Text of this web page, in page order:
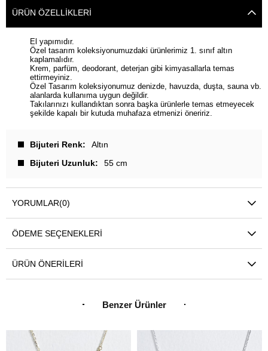
ÜRÜN ÖZELLIKLERI
El yapımıdır.
Özel tasarım koleksiyonumuzdaki ürünlerimiz 1. sınıf altın
kaplamalıdır.
Krem, parfüm, deodorant, deterjan gibi kimyasallarla temas
ettirmeyiniz.
Özel Tasarım koleksiyonumuz denizde, havuzda, duşta, sauna vb.
alanlarda kullanıma uygun değildir.
Takılarınızı kullandıktan sonra başka ürünlerle temas etmeyecek
şekilde kapalı bir kutuda muhafaza etmenizi öneririz.
Bijuteri Renk
Altın
Bijuteri Uzunluk
55 cm
YORUMLAR(0)
ÖDEME SEÇENEKLERI
ÜRÜN ÖNERILERI
Benzer Ürünler